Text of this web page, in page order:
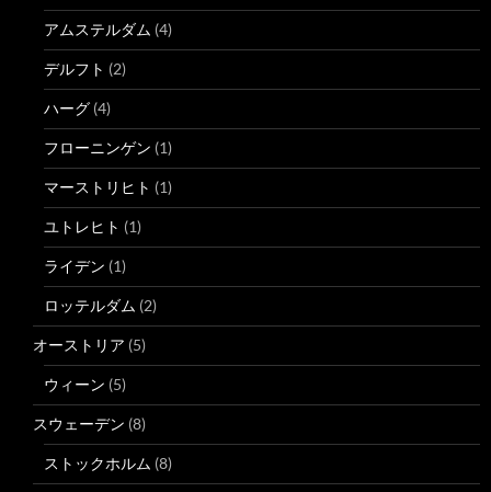
アムステルダム (4)
デルフト (2)
ハーグ (4)
フローニンゲン (1)
マーストリヒト (1)
ユトレヒト (1)
ライデン (1)
ロッテルダム (2)
オーストリア (5)
ウィーン (5)
スウェーデン (8)
ストックホルム (8)